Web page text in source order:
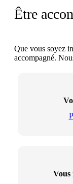
Être
Que vous soyez
accompagné.
Vous